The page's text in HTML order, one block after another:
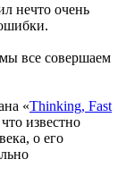
нечто очень
все совершаем
«Thinking, Fast
известно
о его